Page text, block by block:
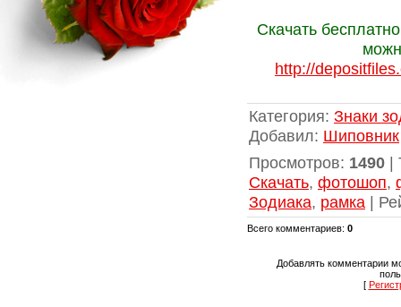
Скачать
http://
Категория: Знаки
Добавил: Шиповник
Просмотров: 1490 |
Скачать, фотошоп,
Зодиака, рамка |
Всего комментариев: 0
Добавлять комментарии
[